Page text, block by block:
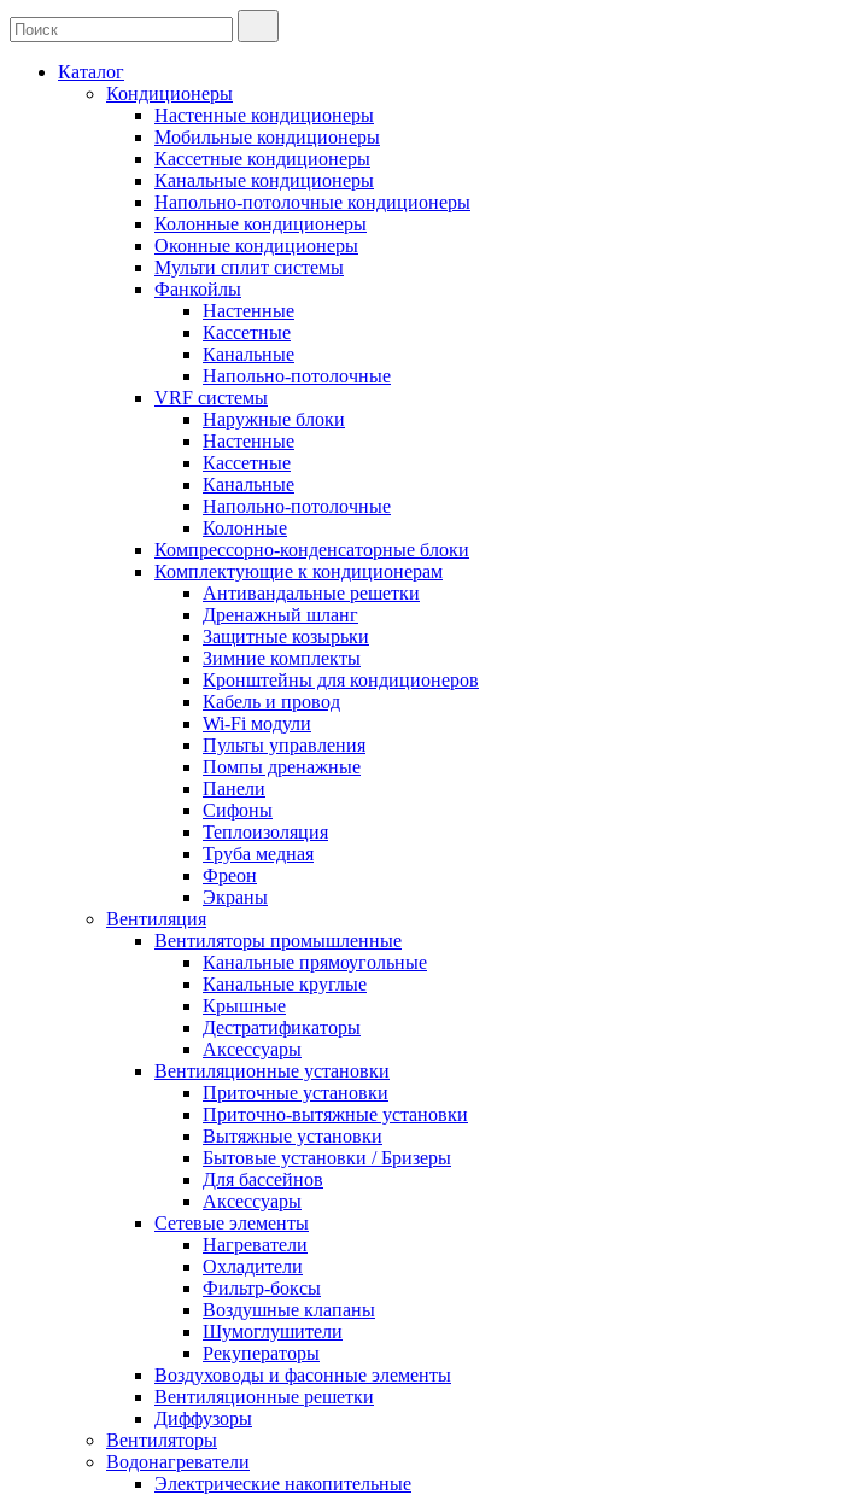
Каталог
Кондиционеры
Настенные кондиционеры
Мобильные кондиционеры
Кассетные кондиционеры
Канальные кондиционеры
Напольно-потолочные кондиционеры
Колонные кондиционеры
Оконные кондиционеры
Мульти сплит системы
Фанкойлы
Настенные
Кассетные
Канальные
Напольно-потолочные
VRF системы
Наружные блоки
Настенные
Кассетные
Канальные
Напольно-потолочные
Колонные
Компрессорно-конденсаторные блоки
Комплектующие к кондиционерам
Антивандальные решетки
Дренажный шланг
Защитные козырьки
Зимние комплекты
Кронштейны для кондиционеров
Кабель и провод
Wi-Fi модули
Пульты управления
Помпы дренажные
Панели
Сифоны
Теплоизоляция
Труба медная
Фреон
Экраны
Вентиляция
Вентиляторы промышленные
Канальные прямоугольные
Канальные круглые
Крышные
Дестратификаторы
Аксессуары
Вентиляционные установки
Приточные установки
Приточно-вытяжные установки
Вытяжные установки
Бытовые установки / Бризеры
Для бассейнов
Аксессуары
Сетевые элементы
Нагреватели
Охладители
Фильтр-боксы
Воздушные клапаны
Шумоглушители
Рекуператоры
Воздуховоды и фасонные элементы
Вентиляционные решетки
Диффузоры
Вентиляторы
Водонагреватели
Электрические накопительные